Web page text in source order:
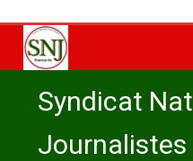
contenu
Syndicat
Journalistes